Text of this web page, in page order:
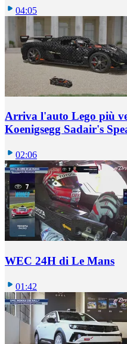
04:05
Arriva l'auto Lego più
Koenigsegg Sadair's
02:06
WEC 24H di Le Mans
01:42